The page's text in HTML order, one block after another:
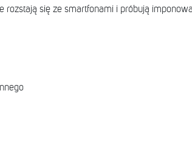
rozstają się ze smartfonami i próbują